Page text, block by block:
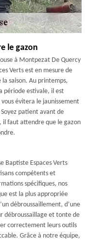
le gazon
à Montpezat De Quercy
Verts est en mesure de
saison. Au printemps,
période estivale, il est
évitera le jaunissement
Soyez patient avant de
faut attendre que le gazon
Baptiste Espaces Verts
compétents et
spécifiques, nos
est la plus appropriée
débroussaillement, d’une
débroussaillage et tonte de
correctement leurs outils
Grâce à notre équipe,